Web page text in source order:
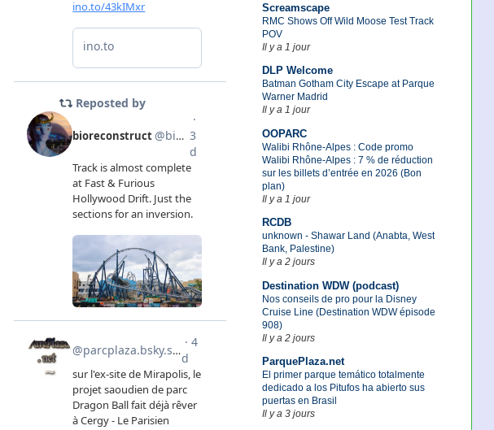
Screamscape
RMC Shows Off Wild Moose Test Track
POV
Il y a 1 jour
DLP Welcome
Batman Gotham City Escape at Parque
Warner Madrid
Il y a 1 jour
OOPARC
Walibi Rhône-Alpes : Code promo
Walibi Rhône-Alpes : 7 % de réduction
sur les billets d’entrée en 2026 (Bon
plan)
Il y a 1 jour
RCDB
unknown - Shawar Land (Anabta, West
Bank, Palestine)
Il y a 2 jours
Destination WDW (podcast)
Nos conseils de pro pour la Disney
Cruise Line (Destination WDW épisode
908)
Il y a 2 jours
ParquePlaza.net
El primer parque temático totalmente
dedicado a los Pitufos ha abierto sus
puertas en Brasil
Il y a 3 jours